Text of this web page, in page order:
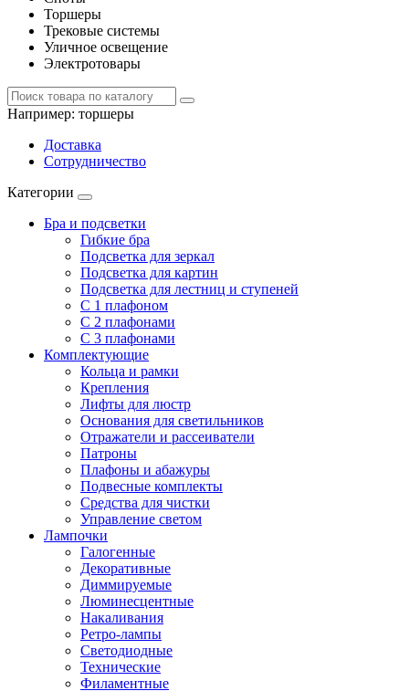
Торшеры
Трековые системы
Уличное освещение
Электротовары
Например: торшеры
Доставка
Сотрудничество
Категории
Бра и подсветки
Гибкие бра
Подсветка для зеркал
Подсветка для картин
Подсветка для лестниц и ступеней
С 1 плафоном
С 2 плафонами
С 3 плафонами
Комплектующие
Кольца и рамки
Крепления
Лифты для люстр
Основания для светильников
Отражатели и рассеиватели
Патроны
Плафоны и абажуры
Подвесные комплекты
Средства для чистки
Управление светом
Лампочки
Галогенные
Декоративные
Диммируемые
Люминесцентные
Накаливания
Ретро-лампы
Светодиодные
Технические
Филаментные